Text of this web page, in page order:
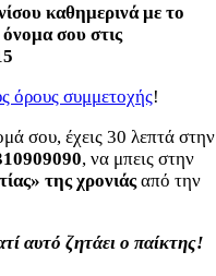
καθημερινά με το
σου στις
όρους συμμετοχής!
σου, έχεις 30 λεπτά στην
, να μπεις στην
της χρονιάςαπό την
αυτό ζητάει ο παίκτης!